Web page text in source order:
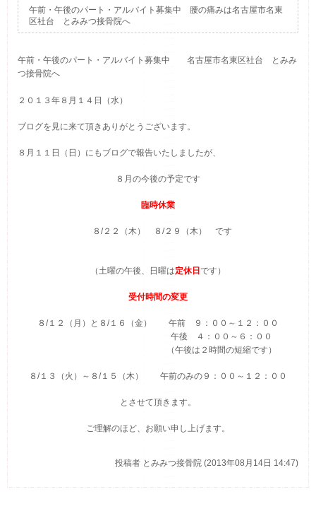
午前・午後のパート・アルバイト募集中 腰の痛みは名古屋市名東
区社台 とみみつ接骨院へ
午前・午後のパート・アルバイト募集中 名古屋市名東区社台 とみみ
つ接骨院へ
２０１３年８月１４日（水）
ブログを見に来て頂きありがとうございます。
８月１１日（日）にもブログで報告いたしましたが、
８月の今後の予定です
臨時休業
８/２２（木） ８/２９（木） です
（土曜の午後、日曜は定休日です）
受付時間の変更
８/１２（月）と８/１６（金） 午前 ９：００～１２：００
午後 ４：００～６：００
（午後は２時間の短縮です）
８/１３（火）～８/１５（木） 午前のみの９：００～１２：００
とさせて頂きます。
ご理解のほど、お願い申し上げます。
投稿者 とみみつ接骨院 (2013年08月14日 14:47)